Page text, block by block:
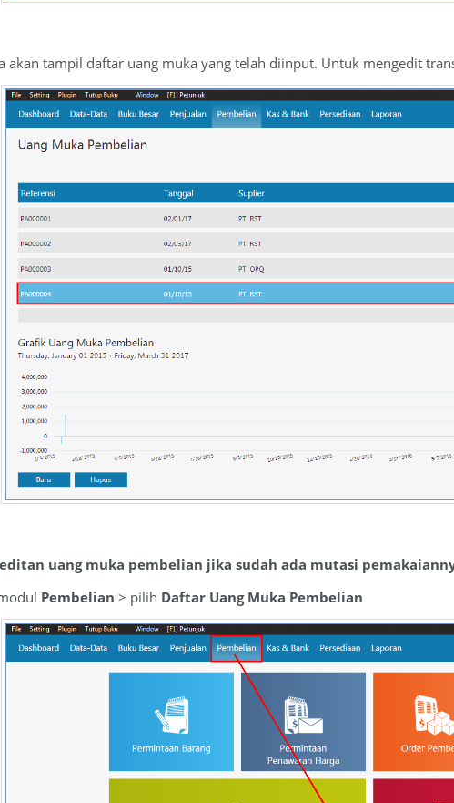
akan tampil daftar uang muka yang telah diinput. Untuk mengedit
uang muka pembelian jika sudah ada mutasi
Pembelian > pilih Daftar Uang Muka Pembelian